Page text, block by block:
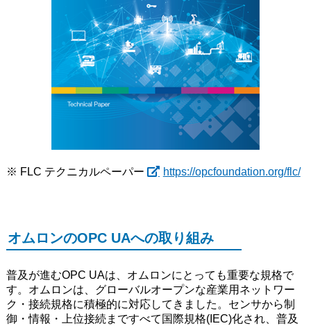
※ FLC テクニカルペーパー https://opcfoundation.org/flc/
オムロンのOPC UAへの取り組み
普及が進むOPC UAは、オムロンにとっても重要な規格で
す。オムロンは、グローバルオープンな産業用ネットワー
ク・接続規格に積極的に対応してきました。センサから制
御・情報・上位接続まですべて国際規格(IEC)化され、普及